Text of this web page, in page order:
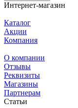
Интернет-магазин
Каталог
Акции
Компания
О компании
Отзывы
Реквизиты
Магазины
Партнерам
Статьи